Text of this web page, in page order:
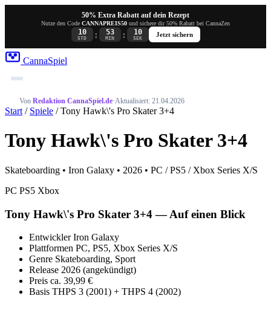
50% Extra Rabatt auf dein Rezept
Nutze den Code CANNAPREIS50 und sichere dir 50% Rabatt bei CannaZen
10
STD : 53
MIN : 10
SEK
Jetzt sichern
CannaSpiel
Von Redaktion CannaSpiel.de·Aktualisiert: 21.04.2026
Start / Spiele / Tony Hawk\'s Pro Skater 3+4
Tony Hawk\'s Pro Skater 3+4
Skateboarding • Iron Galaxy • 2026 • PC / PS5 / Xbox Series X/S
PC PS5 Xbox
Tony Hawk\'s Pro Skater 3+4 — Auf einen Blick
EntwicklerIron Galaxy
Plattformen PC, PS5, Xbox Series X/S
Genre Skateboarding, Sport
Release 2026 (angekündigt)
Preis ca. 39,99 €
Basis THPS 3 (2001) + THPS 4 (2002)